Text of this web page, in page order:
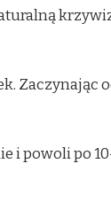
Zaczynając
i powoli po